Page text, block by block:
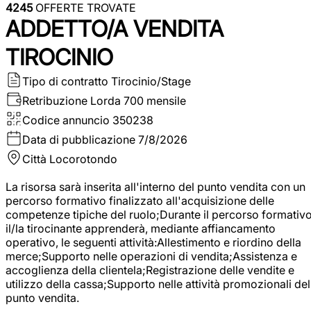
4245OFFERTE TROVATE
ADDETTO/A VENDITA
TIROCINIO
Tipo di contratto Tirocinio/Stage
Retribuzione Lorda 700 mensile
Codice annuncio 350238
Data di pubblicazione 7/8/2026
Città Locorotondo
La risorsa sarà inserita all'interno del punto vendita con un
percorso formativo finalizzato all'acquisizione delle
competenze tipiche del ruolo;Durante il percorso
il/la tirocinante apprenderà, mediante affiancamento
operativo, le seguenti attività:Allestimento e riordino della
merce;Supporto nelle operazioni di vendita;Assistenza e
accoglienza della clientela;Registrazione delle vendite e
utilizzo della cassa;Supporto nelle attività promozionali del
punto vendita.